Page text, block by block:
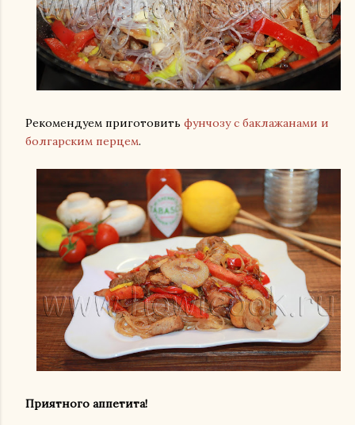
Рекомендуем приготовить фунчозу с баклажанами и
болгарским перцем.
Приятного аппетита!